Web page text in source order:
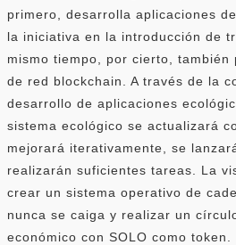
primero, desarrolla aplicaciones
la iniciativa en la introducción de
mismo tiempo, por cierto, también
de red blockchain. A través de la
desarrollo de aplicaciones
sistema ecológico se actualizará
mejorará iterativamente, se
realizarán suficientes tareas. La
crear un sistema operativo de
nunca se caiga y realizar un
económico con SOLO como token.